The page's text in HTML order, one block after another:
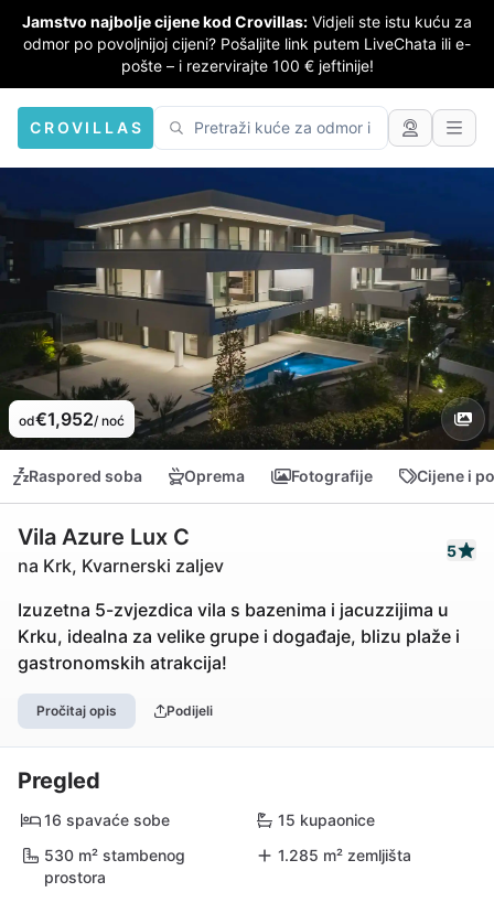
Jamstvo najbolje cijene kod Crovillas: Vidjeli ste istu kuću za
odmor po povoljnijoj cijeni? Pošaljite link putem LiveChata ili e-
pošte – i rezervirajte 100 € jeftinije!
CROVILLAS
od€1,952/ noć
Raspored soba Oprema Fotografije Cijene i
Vila Azure Lux C
na Krk, Kvarnerski zaljev
5
Izuzetna 5-zvjezdica vila s bazenima i jacuzzijima u
Krku, idealna za velike grupe i događaje, blizu plaže i
gastronomskih atrakcija!
Pročitaj opis Podijeli
Pregled
16 spavaće sobe
15 kupaonice
530 m² stambenog
prostora
1.285 m² zemljišta